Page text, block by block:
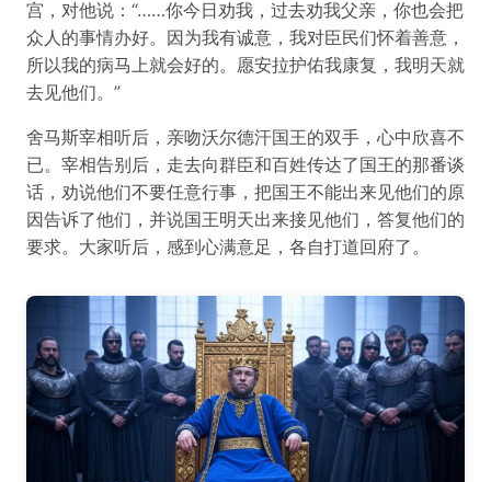
宫，对他说：“……你今日劝我，过去劝我父亲，你也会把
众人的事情办好。因为我有诚意，我对臣民们怀着善意，
所以我的病马上就会好的。愿安拉护佑我康复，我明天就
去见他们。”
舍马斯宰相听后，亲吻沃尔德汗国王的双手，心中欣喜不
已。宰相告别后，走去向群臣和百姓传达了国王的那番谈
话，劝说他们不要任意行事，把国王不能出来见他们的原
因告诉了他们，并说国王明天出来接见他们，答复他们的
要求。大家听后，感到心满意足，各自打道回府了。